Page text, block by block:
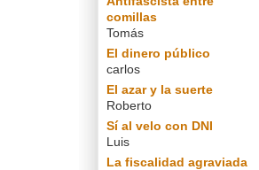
comillas
Tomás
El dinero público
carlos
El azar y la suerte
Roberto
Sí al velo con DNI
Luis
La fiscalidad agraviada